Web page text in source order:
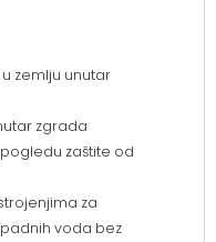
zemlju unutar
zgrada
zaštite od
za
voda bez